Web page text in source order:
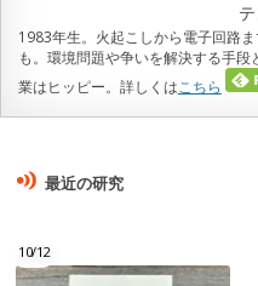
1983年生。火起こしから電子回路
も。環境問題や争いを解決する手
業はヒッピー。詳しくはこちら
最近の研究
10/12